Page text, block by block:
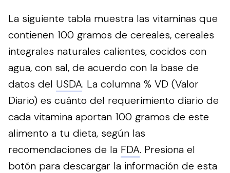
La siguiente tabla muestra las vitaminas que
contienen 100 gramos de cereales, cereales
integrales naturales calientes, cocidos con
agua, con sal, de acuerdo con la base de
datos del USDA. La columna % VD (Valor
Diario) es cuánto del requerimiento diario de
cada vitamina aportan 100 gramos de este
alimento a tu dieta, según las
recomendaciones de la FDA. Presiona el
botón para descargar la información de esta